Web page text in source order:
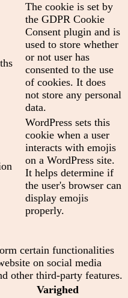
The cookie is set by
the GDPR Cookie
Consent plugin and is
used to store whether
or not user has
consented to the use
of cookies. It does
not store any personal
data.
WordPress sets this
cookie when a user
interacts with emojis
on a WordPress site.
It helps determine if
the user's browser can
display emojis
properly.
certain functionalities
on social media
other third-party features.
Varighed